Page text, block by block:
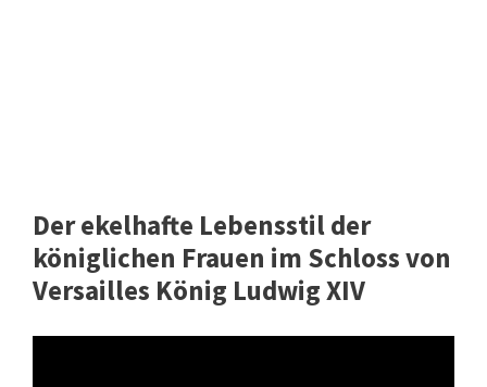
Der ekelhafte Lebensstil der
königlichen Frauen im Schloss von
Versailles König Ludwig XIV